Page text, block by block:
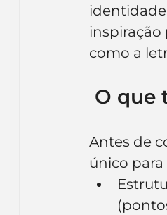
identidade
inspiração
como a
O que
Antes de
único para